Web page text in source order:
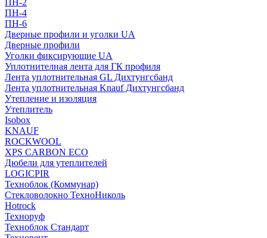
ПН-2
ПН-4
ПН-6
Дверные профили и уголки UA
Дверные профили
Уголки фиксирующие UA
Уплотнителная лента для ГК профиля
Лента уплотнительная GL Дихтунгсбанд
Лента уплотнительная Knauf Дихтунгсбанд
Утепление и изоляция
Утеплитель
Isobox
KNAUF
ROCKWOOL
XPS CARBON ECO
Дюбели для утеплителей
LOGICPIR
Техноблок (Коммунар)
Стекловолокно ТехноНиколь
Hotrock
Технoруф
Техноблок Стандарт